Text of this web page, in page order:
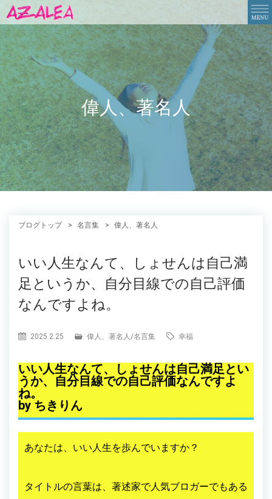
偉人、著名人
ブログトップ 名言集 偉人、著名人
いい人生なんて、しょせんは自己満
足というか、自分目線での自己評価
なんですよね。
2025.2.25 偉人、著名人 /名言集 幸福
いい人生なんて、しょせんは自己満足とい
うか、自分目線での自己評価なんですよ
ね。
by ちきりん
あなたは、いい人生を歩んでいますか？
タイトルの言葉は、著述家で人気ブロガーでもある